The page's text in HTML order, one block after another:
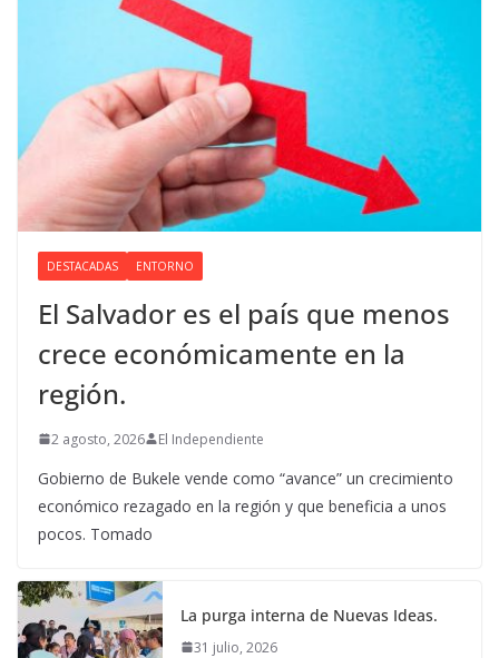
DESTACADAS ENTORNO
El Salvador es el país que menos
crece económicamente en la
región.
2 agosto, 2026 El Independiente
Gobierno de Bukele vende como “avance” un crecimiento
económico rezagado en la región y que beneficia a unos
pocos. Tomado
La purga interna de Nuevas Ideas.
31 julio, 2026